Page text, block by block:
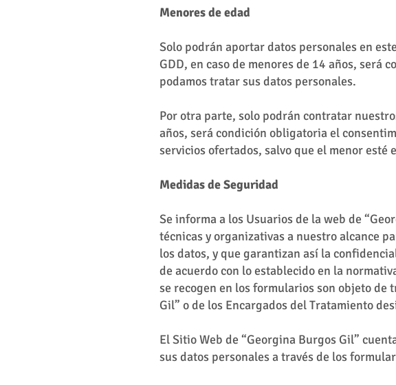
Menores de edad
Solo podrán aportar datos personales en
GDD, en caso de menores de 14 años,
podamos tratar sus datos personales.
Por otra parte, solo podrán contratar
años, será condición obligatoria el
servicios ofertados, salvo que el menor esté
Medidas de Seguridad
Se informa a los Usuarios de la web de
técnicas y organizativas a nuestro alcance
los datos, y que garantizan así la
de acuerdo con lo establecido en la
se recogen en los formularios son objeto
Gil” o de los Encargados del Tratamiento
El Sitio Web de “Georgina Burgos Gil”
sus datos personales a través de los